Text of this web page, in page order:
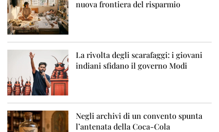
nuova frontiera del risparmio
La rivolta degli scarafaggi: i giovani
indiani sfidano il governo Modi
Negli archivi di un convento spunta
l’antenata della Coca-Cola